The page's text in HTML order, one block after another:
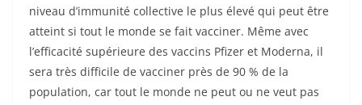
niveau d’immunité collective le plus élevé qui peut être
atteint si tout le monde se fait vacciner. Même avec
l’efficacité supérieure des vaccins Pfizer et Moderna, il
sera très difficile de vacciner près de 90 % de la
population, car tout le monde ne peut ou ne veut pas